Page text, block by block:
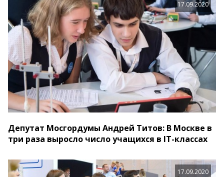
17.09.2020
Депутат Мосгордумы Андрей Титов: В Москве в
три раза выросло число учащихся в IT-классах
17.09.2020